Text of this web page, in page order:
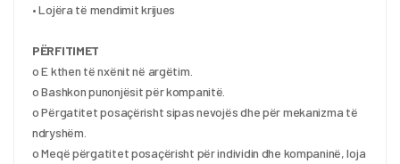
• Lojëra të mendimit krijues
PËRFITIMET
o E kthen të nxënit në argëtim.
o Bashkon punonjësit për kompanitë.
o Përgatitet posaçërisht sipas nevojës dhe për mekanizma të
ndryshëm.
o Meqë përgatitet posaçërisht për individin dhe kompaninë, loja